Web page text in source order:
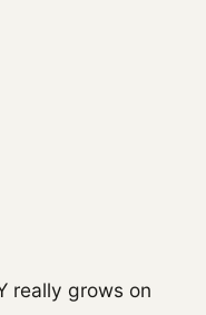
really grows on